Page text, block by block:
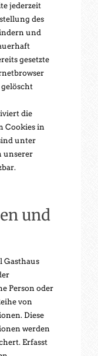
jederzeit
des
und
gesetzte
die
Cookies in
unter
unserer
und
Gasthaus
Person oder
von
Diese
werden
Erfasst